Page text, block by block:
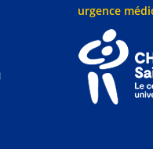
urgence